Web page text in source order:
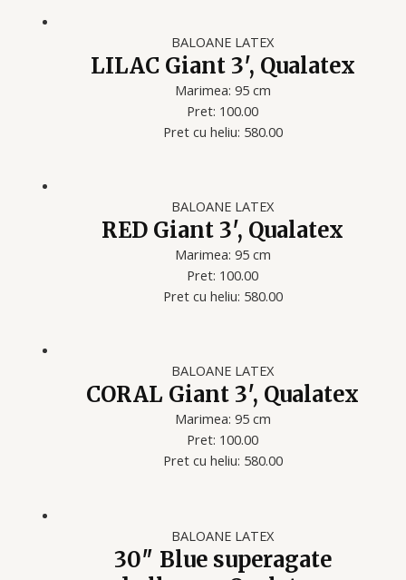
BALOANE LATEX
LILAC Giant 3′, Qualatex
Marimea: 95 cm
Pret: 100.00
Pret cu heliu: 580.00
BALOANE LATEX
RED Giant 3′, Qualatex
Marimea: 95 cm
Pret: 100.00
Pret cu heliu: 580.00
BALOANE LATEX
CORAL Giant 3′, Qualatex
Marimea: 95 cm
Pret: 100.00
Pret cu heliu: 580.00
BALOANE LATEX
30″ Blue superagate